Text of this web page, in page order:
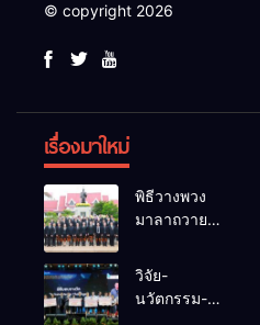
© copyright 2026
เรื่องมาใหม่
พิธีวางพวง
มาลาถวาย
เนื่องในวันรพี
ประจำปี
วิจัย-
นวัตกรรม-